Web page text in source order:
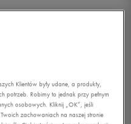
Klientów były udane, a produkty,
potrzeb. Robimy to jednak przy pełnym
osobowych. Kliknij „OK”, jeśli
zachowaniach na naszej stronie